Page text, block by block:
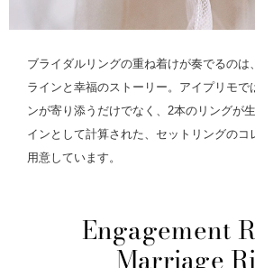
ブライダルリングの重ね着けが奏でるのは
ラインと幸福のストーリー。アイプリモで
ンが寄り添うだけでなく、2本のリングが
インとして計算された、セットリングのコ
用意しています。
Engagement
Marriage